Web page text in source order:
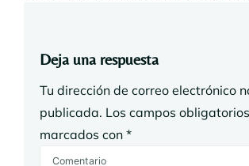
Deja una respuesta
Tu dirección de correo electrónico
publicada. Los campos
marcados con *